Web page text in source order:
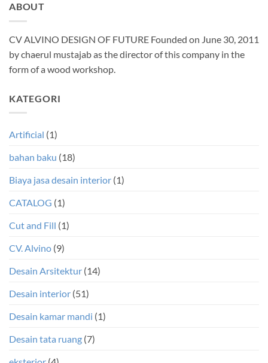
ABOUT
CV ALVINO DESIGN OF FUTURE Founded on June 30, 2011
by chaerul mustajab as the director of this company in the
form of a wood workshop.
KATEGORI
Artificial (1)
bahan baku (18)
Biaya jasa desain interior (1)
CATALOG (1)
Cut and Fill (1)
CV. Alvino (9)
Desain Arsitektur (14)
Desain interior (51)
Desain kamar mandi (1)
Desain tata ruang (7)